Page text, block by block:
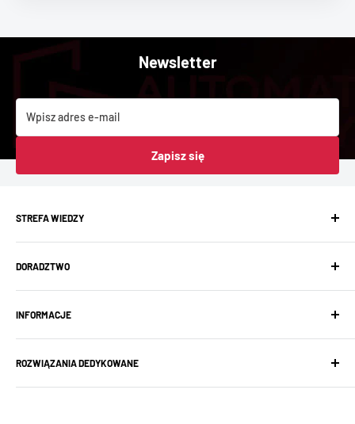
Newsletter
Wpisz adres e-mail
Zapisz się
STREFA WIEDZY
Baza wiedzy
Aktualności
Showroom
FAQ
DORADZTWO
Projektowanie instalacji
Prefabrykacja rozdzielnic
Wsparcie techniczne
INFORMACJE
Ogólne warunki sprzedaży
Regulamin szkoleń KNX
Polityka prywatności
ROZWIĄZANIA DEDYKOWANE
i_Apartment – oferta dla deweloperów